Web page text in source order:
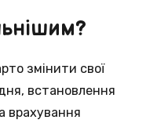
змінити свої
встановлення
врахування